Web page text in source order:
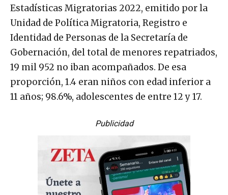
Estadísticas Migratorias 2022, emitido por la
Unidad de Política Migratoria, Registro e
Identidad de Personas de la Secretaría de
Gobernación, del total de menores repatriados,
19 mil 952 no iban acompañados. De esa
proporción, 1.4 eran niños con edad inferior a
11 años; 98.6%, adolescentes de entre 12 y 17.
Publicidad